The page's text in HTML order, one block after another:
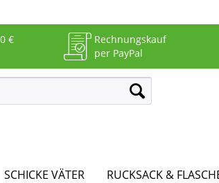
€
Rechnungskauf
per PayPal
SCHICKE VÄTER RUCKSACK &